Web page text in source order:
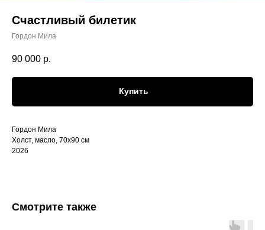
Счастливый билетик
Гордон Мила
90 000 р.
Купить
Гордон Мила
Холст, масло, 70х90 см
2026
Смотрите также